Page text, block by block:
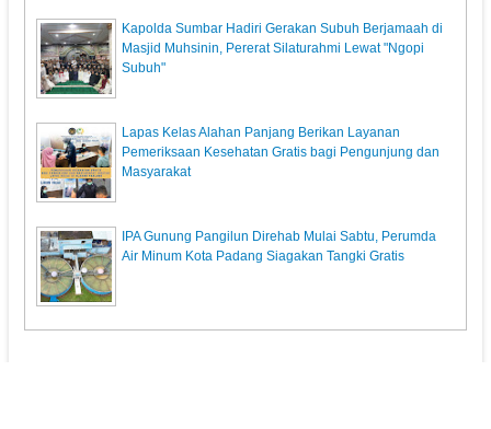
Kapolda Sumbar Hadiri Gerakan Subuh Berjamaah di
Masjid Muhsinin, Pererat Silaturahmi Lewat "Ngopi
Subuh"
Lapas Kelas Alahan Panjang Berikan Layanan
Pemeriksaan Kesehatan Gratis bagi Pengunjung dan
Masyarakat
IPA Gunung Pangilun Direhab Mulai Sabtu, Perumda
Air Minum Kota Padang Siagakan Tangki Gratis